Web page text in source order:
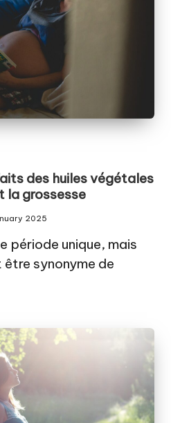
des huiles végétales
la grossesse
2025
période unique, mais
synonyme de